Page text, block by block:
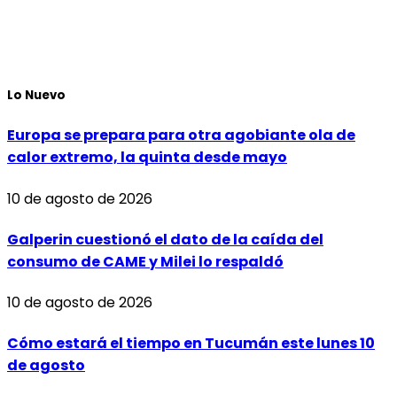
Lo Nuevo
Europa se prepara para otra agobiante ola de
calor extremo, la quinta desde mayo
10 de agosto de 2026
Galperin cuestionó el dato de la caída del
consumo de CAME y Milei lo respaldó
10 de agosto de 2026
Cómo estará el tiempo en Tucumán este lunes 10
de agosto